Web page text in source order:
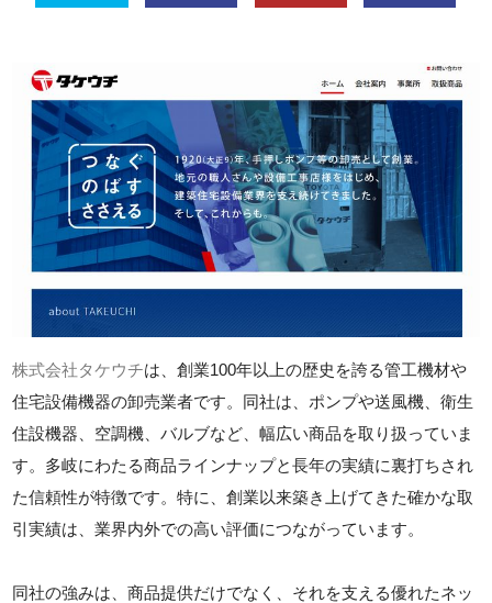
株式会社タケウチは、創業100年以上の歴史を誇る管工機材や
住宅設備機器の卸売業者です。同社は、ポンプや送風機、衛生
住設機器、空調機、バルブなど、幅広い商品を取り扱っていま
す。多岐にわたる商品ラインナップと長年の実績に裏打ちされ
た信頼性が特徴です。特に、創業以来築き上げてきた確かな取
引実績は、業界内外での高い評価につながっています。
同社の強みは、商品提供だけでなく、それを支える優れたネッ